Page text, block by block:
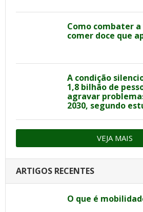
Como combater
comer doce que
A condição
1,8 bilhão de
agravar
2030, segundo
VEJA MAIS
ARTIGOS RECENTES
O que é